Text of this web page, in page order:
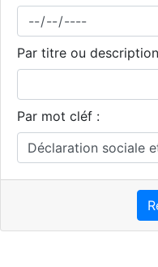
Par titre ou
Par mot cléf :
Déclaration sociale